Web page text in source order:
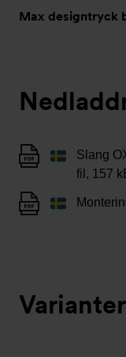
Max designtryck
Slang
fil, 157
Varianter